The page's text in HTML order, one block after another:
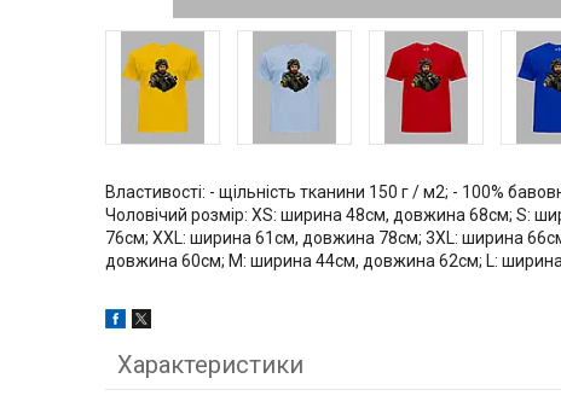
Властивості: - щільність тканини 150 г / м2; - 100%
Чоловічий розмір: XS: ширина 48см, довжина 68см; S:
76см; XXL: ширина 61см, довжина 78см; 3XL: ширина
довжина 60см; M: ширина 44см, довжина 62см; L:
Характеристики